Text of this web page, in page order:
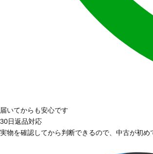
届いてからも安心です
30日返品対応
実物を確認してから判断できるので、中古が初